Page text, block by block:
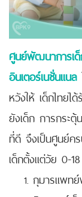
ศูนย์พัฒนาการเ
อินเตอร์เนชั่นแนล
หวังให้ เด็กไทย
ยังเด็ก การกระตุ้
ที่ดี จึงเป็นศูนย์ค
เด็กตั้งแต่วัย 0-
กุมารแพท